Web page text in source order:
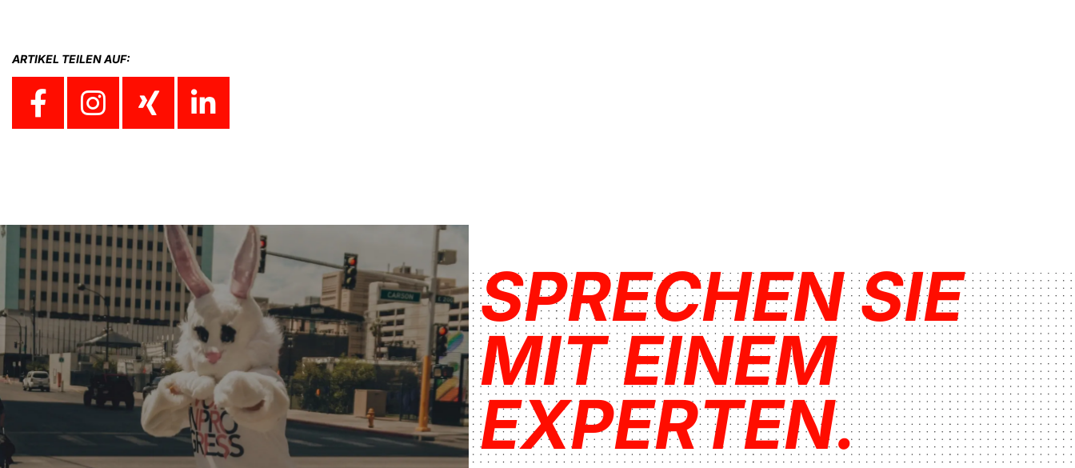
ARTIKEL TEILEN AUF:
SPRECHEN SIE
MIT EINEM
EXPERTEN.